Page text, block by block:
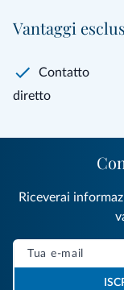
Vantaggi
Contatto
diretto
Riceverai